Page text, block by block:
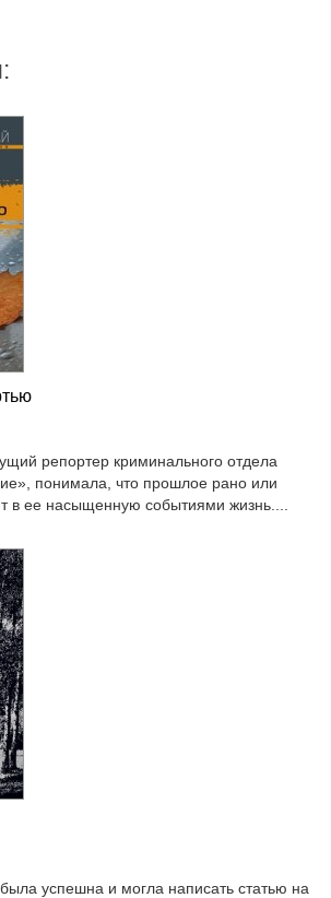
репортер криминального отдела
понимала, что прошлое рано или
в ее насыщенную событиями жизнь....
успешна и могла написать статью на